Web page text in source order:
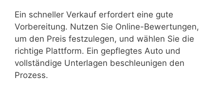
Ein schneller Verkauf erfordert eine gute
Vorbereitung. Nutzen Sie Online-Bewertungen,
um den Preis festzulegen, und wählen Sie die
richtige Plattform. Ein gepflegtes Auto und
vollständige Unterlagen beschleunigen den
Prozess.